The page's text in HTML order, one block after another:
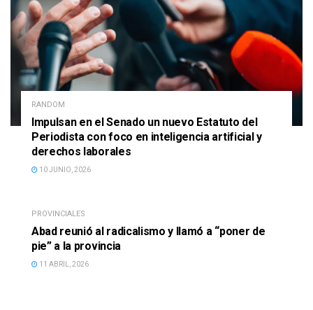
RANDOM
Impulsan en el Senado un nuevo Estatuto del
Periodista con foco en inteligencia artificial y
derechos laborales
10 JUNIO, 2026
PROVINCIALES
Abad reunió al radicalismo y llamó a “poner de
pie” a la provincia
11 ABRIL, 2026